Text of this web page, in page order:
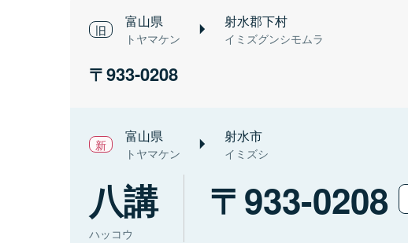
富山県
トヤマケン
射水郡下村
イミズグンシモムラ
933-0208
富山県
トヤマケン
射水市
イミズシ
八講
ハッコウ
933-0208